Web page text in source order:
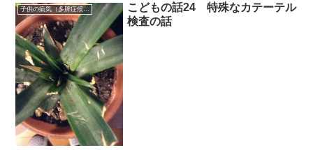
子供の病気（多脾症候群）
こどもの話24 特殊なカテーテル
検査の話